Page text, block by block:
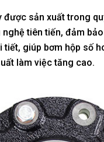
được sản xuất trong
tiên tiến, đảm
giúp bơm hộp số
làm việc tăng cao.